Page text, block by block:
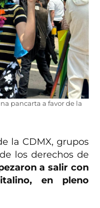
pancarta a favor de la
la CDMX, grupos
los derechos de
a salir con
en pleno